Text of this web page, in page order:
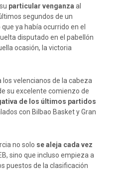
particular venganza al
segundos de un
ya había ocurrido en el
disputado en el pabellón
ocasión, la victoria
los velencianos de la cabeza
su excelente comienzo de
de los últimos partidos
con Bilbao Basket y Gran
no solo se aleja cada vez
sino que incluso empieza a
puestos de la clasificación